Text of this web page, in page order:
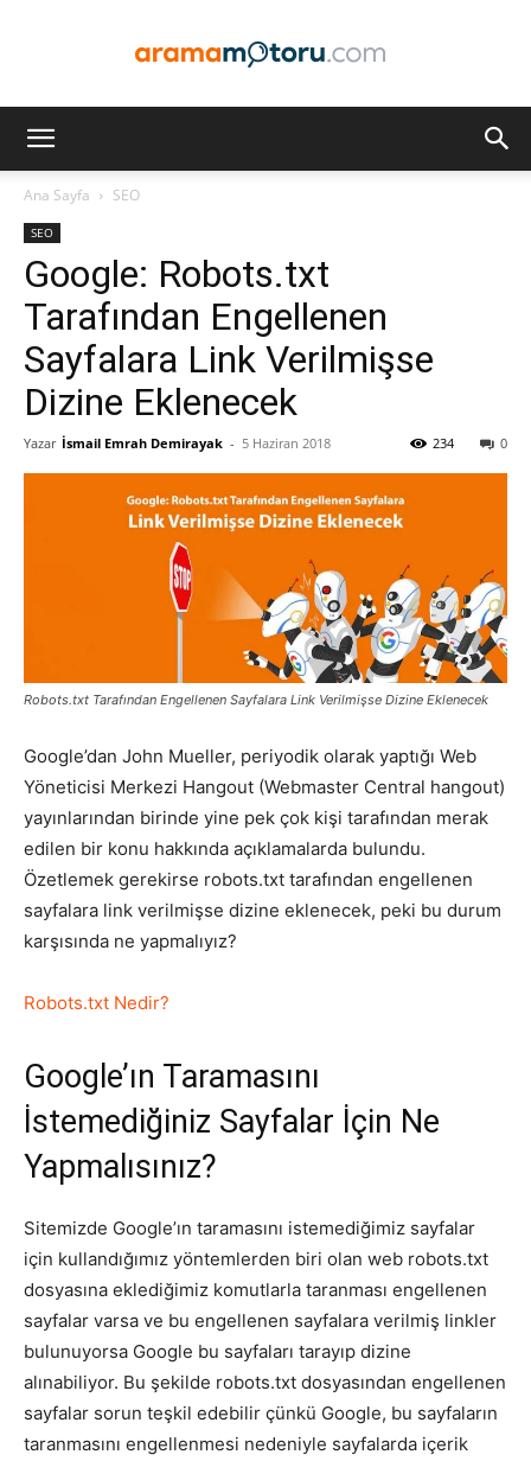
Optimizasyonu
Pazarlaması
–
SEO,
Tasarım,
Ana Sayfa SEO
SEO
Google: Robots.txt
Tarafından Engellenen
Sayfalara Link Verilmişse
Dizine Eklenecek
Yazar İsmail Emrah Demirayak - 5 Haziran 2018 0
234
Robots.txt Tarafından Engellenen Sayfalara Link Verilmişse Dizine Eklenecek
Google’dan John Mueller, periyodik olarak yaptığı Web
Yöneticisi Merkezi Hangout (Webmaster Central hangout)
yayınlarından birinde yine pek çok kişi tarafından merak
edilen bir konu hakkında açıklamalarda bulundu.
Özetlemek gerekirse robots.txt tarafından engellenen
sayfalara link verilmişse dizine eklenecek, peki bu durum
karşısında ne yapmalıyız?
Robots.txt Nedir?
Google’ın Taramasını
İstemediğiniz Sayfalar İçin Ne
Yapmalısınız?
Sitemizde Google’ın taramasını istemediğimiz sayfalar
için kullandığımız yöntemlerden biri olan web robots.txt
dosyasına eklediğimiz komutlarla taranması engellenen
sayfalar varsa ve bu engellenen sayfalara verilmiş linkler
bulunuyorsa Google bu sayfaları tarayıp dizine
alınabiliyor. Bu şekilde robots.txt dosyasından engellenen
sayfalar sorun teşkil edebilir çünkü Google, bu sayfaların
taranmasını engellenmesi nedeniyle sayfalarda içerik